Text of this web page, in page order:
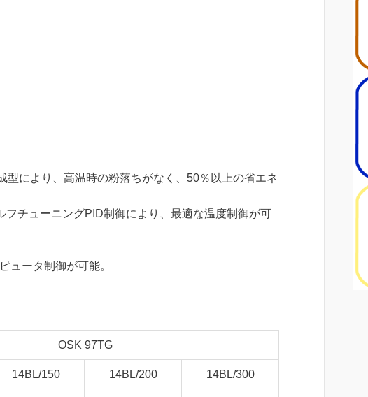
型により、高温時の粉落ちがなく、50％以上の省エネ
フチューニングPID制御により、最適な温度制御が可
ュータ制御が可能。
OSK 97TG
14BL/150 14BL/200 14BL/300